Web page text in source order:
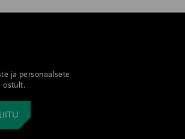
ja personaalsete
ostult.